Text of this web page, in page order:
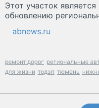
Этот участок
обновлению
abnews.ru
ремонт дорог региональные
для жизни тодэп тюмень